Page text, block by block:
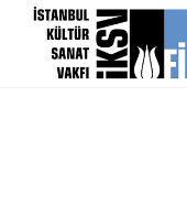
icerigi atla